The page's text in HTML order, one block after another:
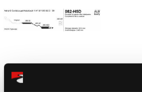
Avgassystem Astra G cc 2*80